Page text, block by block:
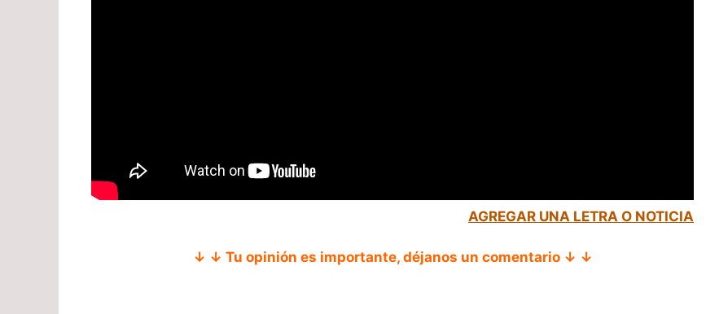
AGREGAR UNA LETRA O NOTICIA
↓ ↓ Tu opinión es importante, déjanos un comentario ↓ ↓